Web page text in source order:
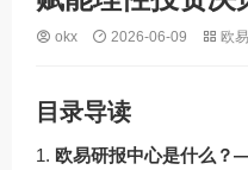
okx 2026-06-09 欧
目录导读
欧易研报中心是什么